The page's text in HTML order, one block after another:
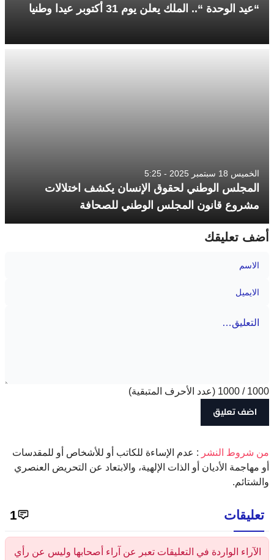
“عيد الوحدة “.. الملك يعلن يوم 31 أكتوبر عيدا وطنيا
الخميس 18 سبتمبر 2025 - 5:25
المجلس الوطني لحقوق الإنسان يكشف اختلالات
مشروع قانون المجلس الوطني للصحافة
أضف تعليقك
1000
/
1000 (عدد الأحرف المتبقية)
‫من شروط النشر : عدم الإساءة للكاتب أو للأشخاص أو للمقدسات
أو مهاجمة الأديان أو الذات الإلهية، والابتعاد عن التحريض العنصري
والشتائم.
تعليقات 1
الآراء الواردة في التعليقات تعبر عن آراء أصحابها وليس عن رأي